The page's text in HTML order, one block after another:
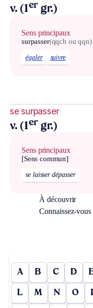
v. (1er gr.)
Sens principaux
surpasser(qqch ou qqn)
égaler suivre
se surpasser
v. (1er gr.)
Sens principaux
[Sens commun]
se laisser dépasser
À découvrir
Connaissez-
A B C D
L M N O